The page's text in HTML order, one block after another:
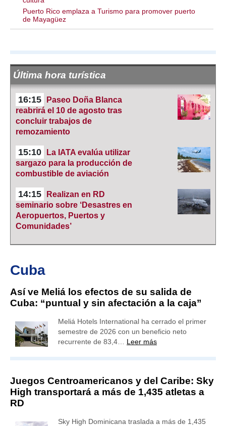
Puerto Rico emplaza a Turismo para promover puerto
de Mayagüez
Última hora turística
16:15
Paseo Doña Blanca
reabrirá el 10 de agosto tras
concluir trabajos de
remozamiento
15:10
La IATA evalúa utilizar
sargazo para la producción de
combustible de aviación
14:15
Realizan en RD
seminario sobre ‘Desastres en
Aeropuertos, Puertos y
Comunidades’
Cuba
Así ve Meliá los efectos de su salida de
Cuba: “puntual y sin afectación a la caja”
Meliá Hotels International ha cerrado el primer
semestre de 2026 con un beneficio neto
recurrente de 83,4… Leer más
Juegos Centroamericanos y del Caribe: Sky
High transportará a más de 1,435 atletas a
RD
Sky High Dominicana traslada a más de 1,435